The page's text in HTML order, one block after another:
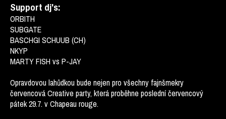
Support dj's:
ORBITH
SUBGATE
BASCHGI SCHUUB (CH)
NKYP
MARTY FISH vs P-JAY
Opravdovou lahůdkou bude nejen pro všechny fajnšmekry
červencová Creative party, která proběhne poslední červencový
pátek 29.7. v Chapeau rouge.